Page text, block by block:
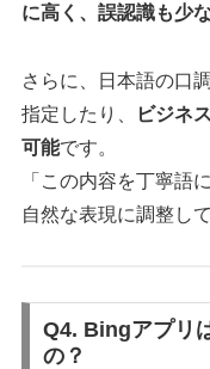
に高く、誤認識も少
さらに、日本語の口
指定したり、
ビジネ
可能です。
「この内容を丁寧語
自然な表現に調整し
Q4. Bingアプリ
の？